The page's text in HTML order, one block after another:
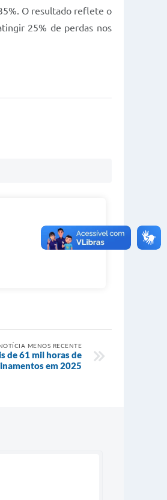
O resultado reflete o
25% de perdas nos
MENOS RECENTE
de 61 mil horas de
em 2025